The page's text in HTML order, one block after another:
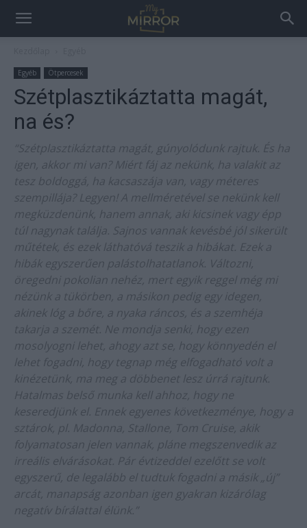
Egyéb Ötpercesek
Szétplasztikáztatta magát,
na és?
“Szétplasztikáztatta magát, gúnyolódunk rajtuk. És ha
igen, akkor mi van? Miért fáj az nekünk, ha valakit az
tesz boldoggá, ha kacsaszája van, vagy méteres
szempillája? Legyen! A mellméretével se nekünk kell
megküzdenünk, hanem annak, aki kicsinek vagy épp
túl nagynak találja. Sajnos vannak kevésbé jól sikerült
műtétek, és ezek láthatóvá teszik a hibákat. Ezek a
hibák egyszerűen palástolhatatlanok. Változni,
öregedni pokolian nehéz, mert egyik reggel még mi
nézünk a tükörben, a másikon pedig egy idegen,
akinek lóg a bőre, a nyaka ráncos, és a szemhéja
takarja a szemét. Ne mondja senki, hogy ezen
mosolyogni lehet, ahogy azt se, hogy könnyedén el
lehet fogadni, hogy tegnap még elfogadható volt a
kinézetünk, ma meg a döbbenet lesz úrrá rajtunk.
Hatalmas belső munka kell ahhoz, hogy ne
keseredjünk el. Ennek egyenes következménye, hogy a
sztárok, pl. Madonna, Stallone, Tom Cruise, akik
folyamatosan jelen vannak, pláne megszenvedik az
irreális elvárásokat. Pár évtizeddel ezelőtt se volt
egyszerű, de legalább el tudtuk fogadni a másik „új”
arcát, manapság azonban igen gyakran kizárólag
negatív bírálattal élünk.”